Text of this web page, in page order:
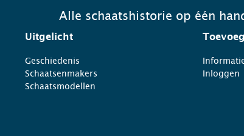
Alle schaatshistorie op één
Uitgelicht
Geschiedenis
Schaatsenmakers
Schaatsmodellen
Inloggen